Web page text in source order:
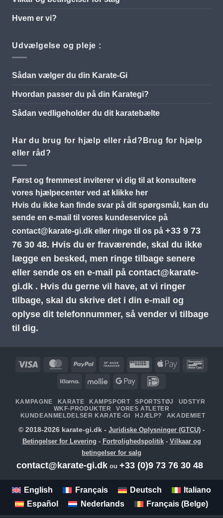
Hvem er vi?
Udvælgelse og pleje :
Sådan vælger du din Karate-Gi
Hvordan passer du på din Karategi?
Sådan vedligeholder du dit karatebælte
Har du brug for hjælp eller råd?Brug for hjælp
eller råd?
Først og fremmest inviterer vi dig til at konsultere
vores hjælpecenter ved at klikke her
Hvis du ikke kan finde svar på dit spørgsmål, kan du
sende en e-mail til vores kundeservice på
contact@karate-gi.dk eller ringe til os på +33 9 73
76 30 48. Hvis du er fraværende, skal du ikke
lægge en besked, men ringe tilbage senere
eller sende os en e-mail på contact@karate-
gi.dk . Hvis du gerne vil have, at vi ringer
tilbage, skal du skrive det i din e-mail og
oplyse dit telefonnummer, så vender vi tilbage
til dig.
Visa MasterCardPayPal Bankoverførsel
Western
Union
Apple
Klarna Mollie
Google
KAMPAGNE KARATE KAMPSPORT SPORTSTØJ
UDSTYR
WKF-PRODUKTER
VORES ATLETER
KUNDEANMELDELSER KARATE-GI
HJÆLP? AKADEMIET
© 2018-2026 karate-gi.dk - Juridiske Oplysninger (GTCU) -
Betingelser for Levering - Fortrolighedspolitik- Vilkaar og
betingelser for salg
contact@karate-gi.dkou +33 (0)9 73 76 30 48
English Français Deutsch
Italiano
Español
Nederlands Français (Belge)